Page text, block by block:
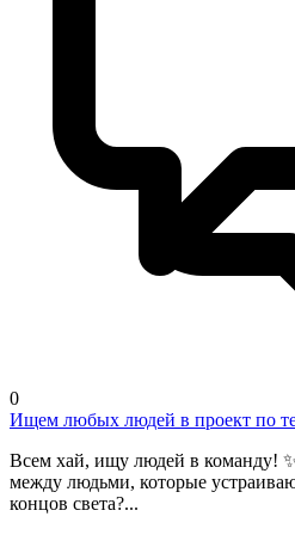
0
Ищем любых людей в проект по
Всем хай, ищу людей в команду!
между людьми, которые
концов света?...